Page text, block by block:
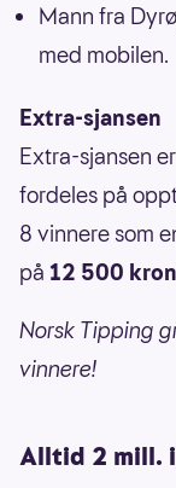
Mann fra
med mobilen.
Extra-sjansen
Extra-sjansen
fordeles på
8 vinnere som
på 12 500
Norsk Tipping
vinnere!
Alltid 2 mill.